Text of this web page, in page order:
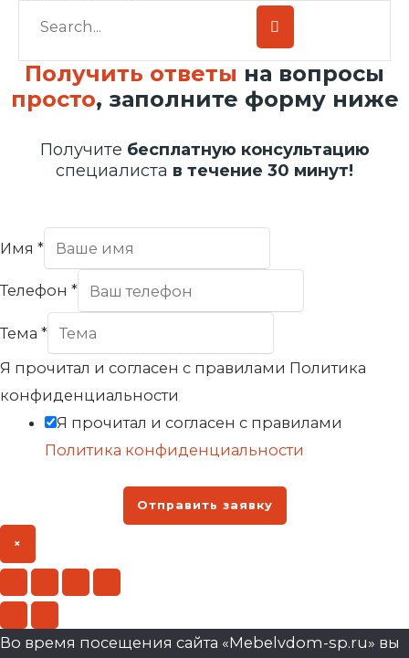
Получить ответы на вопросы
просто, заполните форму ниже
Получите бесплатную консультацию
специалиста в течение 30 минут!
Имя *
Телефон *
Тема *
Я прочитал и согласен с правилами Политика
конфиденциальности
Я прочитал и согласен с правилами
Политика конфиденциальности
Отправить заявку
×
Во время посещения сайта «Mebelvdom-sp.ru» вы